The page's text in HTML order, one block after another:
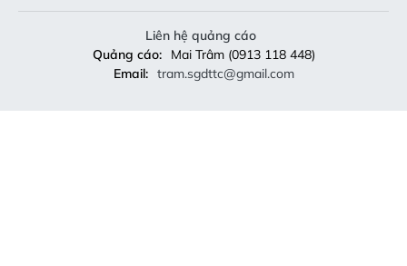
Quảng cáo: Mai Trâm (0913 118 448)
Email: tram.sgdttc@gmail.com